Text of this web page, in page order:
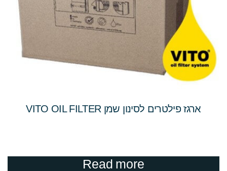
ארגז פילטרים לסינון שמן VITO OIL FILTER
Read more